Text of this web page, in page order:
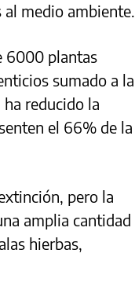
medio ambiente.
6000 plantas
sumado a la
reducido la
el 66% de la
pero la
amplia cantidad
hierbas,